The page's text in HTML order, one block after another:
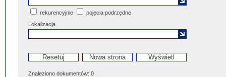
rekurencyjnie
pojęcia podrzędne
Lokalizacja
Znaleziono dokumentów: 0